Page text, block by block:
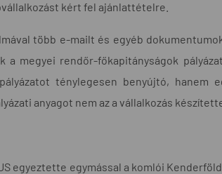
kért fel ajánlattételre.
több e-mailt és egyéb
a megyei rendőr-főkapitányságok
ténylegesen benyújtó, hanem
anyagot nem az a vállalkozás
egyeztette egymással a komlói